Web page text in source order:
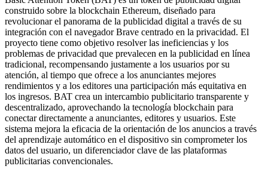
construido sobre la blockchain Ethereum, diseñado para
revolucionar el panorama de la publicidad digital a través de su
integración con el navegador Brave centrado en la privacidad. El
proyecto tiene como objetivo resolver las ineficiencias y los
problemas de privacidad que prevalecen en la publicidad en línea
tradicional, recompensando justamente a los usuarios por su
atención, al tiempo que ofrece a los anunciantes mejores
rendimientos y a los editores una participación más equitativa en
los ingresos. BAT crea un intercambio publicitario transparente y
descentralizado, aprovechando la tecnología blockchain para
conectar directamente a anunciantes, editores y usuarios. Este
sistema mejora la eficacia de la orientación de los anuncios a través
del aprendizaje automático en el dispositivo sin comprometer los
datos del usuario, un diferenciador clave de las plataformas
publicitarias convencionales.